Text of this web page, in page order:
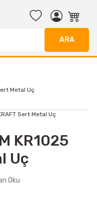
ARA
Metal Uç
KR1025
Uç
Oku